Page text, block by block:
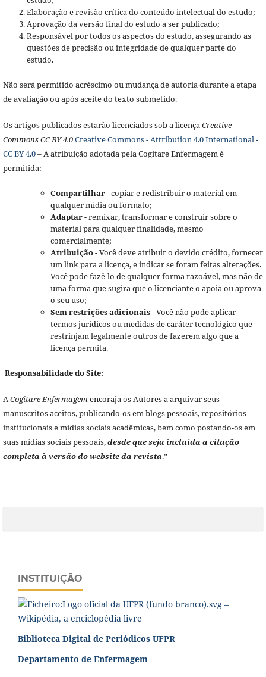
Elaboração e revisão crítica do conteúdo intelectual do estudo;
Aprovação da versão final do estudo a ser publicado;
Responsável por todos os aspectos do estudo, assegurando as
questões de precisão ou integridade de qualquer parte do
estudo.
Não será permitido acréscimo ou mudança de autoria durante a etapa
de avaliação ou após aceite do texto submetido.
Os artigos publicados estarão licenciados sob a licençaCreative
Commons CC BY 4.0Creative Commons - Attribution 4.0 International -
CC BY 4.0– A atribuição adotada pela Cogitare Enfermagem é
permitida:
Compartilhar- copiar e redistribuir o material em
qualquer mídia ou formato;
Adaptar- remixar, transformar e construir sobre o
material para qualquer finalidade, mesmo
comercialmente;
Atribuição- Você deve atribuir o devido crédito, fornecer
um link para a licença, e indicar se foram feitas alterações.
Você pode fazê-lo de qualquer forma razoável, mas não de
uma forma que sugira que o licenciante o apoia ou aprova
o seu uso;
Sem restrições adicionais- Você não pode aplicar
termos jurídicos ou medidas de caráter tecnológico que
restrinjam legalmente outros de fazerem algo que a
licença permita.
Responsabilidade do Site:
ACogitare Enfermagemencoraja os Autores a arquivar seus
manuscritos aceitos, publicando-os em blogs pessoais, repositórios
institucionais e mídias sociais acadêmicas, bem como postando-os em
suas mídias sociais pessoais,desde que seja incluída a citação
completa à versão do website da revista.”
INSTITUIÇÃO
Biblioteca Digital de Periódicos UFPR
Departamento de Enfermagem